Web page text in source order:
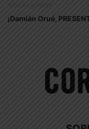
Artículo anterior
¡Damián Orué,